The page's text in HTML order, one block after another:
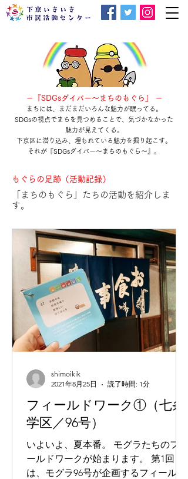
－『SDGsダイバー～まちのもぐら』 －
まちには、まだまだいろんな魅力が眠ってる。
SDGsの視点でまちを見つめることで、気づかなかった
魅力が見えてくる。
下京区に潜り込み、埋もれている魅力を掘り起こす。
それが『SDGsダイバー～まちのもぐら～』。
もぐらの足跡（活動記録）
「まちのもぐら」たちの活動を紹介しま
す。
フィールドワーク①（七条
学区／96号）
いよいよ、夏本番。 モグラたちのフィ
ールドワークが始まります。 第1回目
は、モグラ96号が企画するフィールド
shimoikik
2021年8月25日
読了時間: 1分